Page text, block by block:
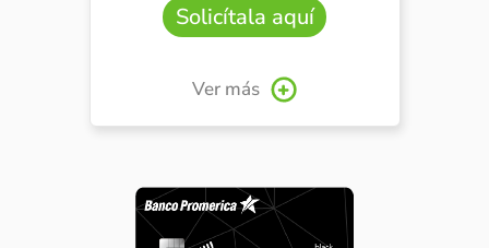
Solicítala aquí
Ver más